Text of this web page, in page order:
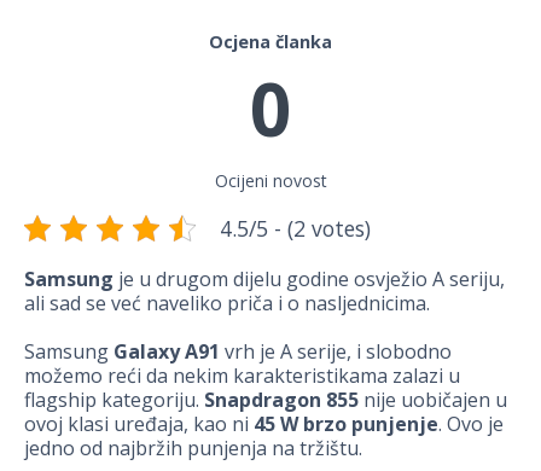
Ocjena članka
0
Ocijeni novost
4.5/5 - (2 votes)
Samsung je u drugom dijelu godine osvježio A seriju,
ali sad se već naveliko priča i o nasljednicima.
Samsung Galaxy A91 vrh je A serije, i slobodno
možemo reći da nekim karakteristikama zalazi u
flagship kategoriju. Snapdragon 855 nije uobičajen u
ovoj klasi uređaja, kao ni 45 W brzo punjenje. Ovo je
jedno od najbržih punjenja na tržištu.